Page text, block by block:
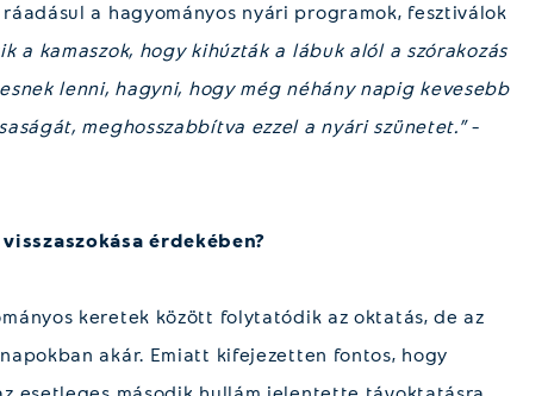
a hagyományos nyári programok, fesztiválok
a kamaszok, hogy kihúzták a lábuk alól a szórakozás
lenni, hagyni, hogy még néhány napig kevesebb
meghosszabbítva ezzel a nyári szünetet.”–
érdekében?
keretek között folytatódik az oktatás, de az
akár. Emiatt kifejezetten fontos, hogy